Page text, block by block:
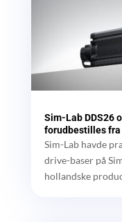
Sim-Lab DDS26
forudbestilles fra
Sim-Lab havde
drive-baser på
hollandske